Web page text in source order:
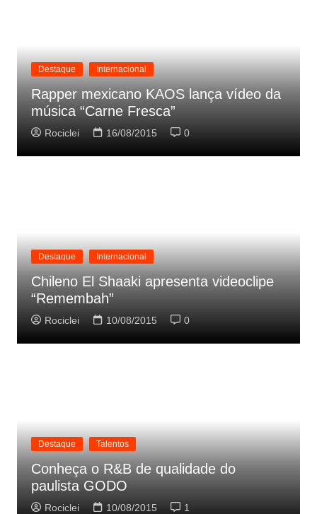
Destaque Internacional
Rapper mexicano KAOS lança vídeo da
música “Carne Fresca”
Rociclei 16/08/2015 0
Destaque Internacional
Chileno El Shaaki apresenta videoclipe
“Remembah”
Rociclei 10/08/2015 0
Destaque Talentos
Conheça o R&B de qualidade do
paulista GODO
Rociclei 10/08/2015 1